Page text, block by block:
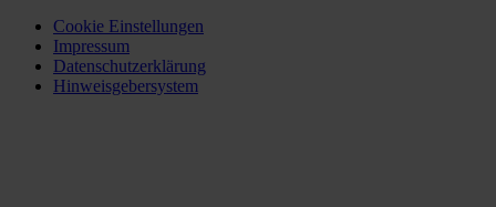
Cookie Einstellungen
Impressum
Datenschutzerklärung
Hinweisgebersystem